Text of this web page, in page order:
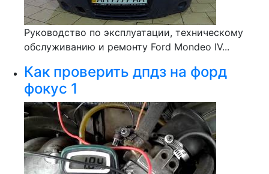
Руководство по эксплуатации, техническому
обслуживанию и ремонту Ford Mondeo IV...
Как проверить дпдз на форд
фокус 1